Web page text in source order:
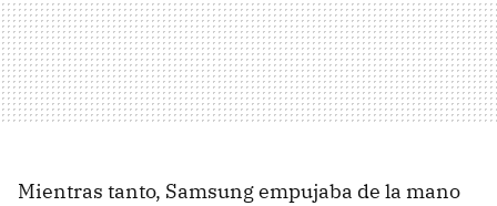
Mientras tanto, Samsung empujaba de la mano